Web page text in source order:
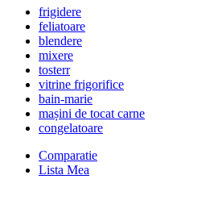
frigidere
feliatoare
blendere
mixere
tosterr
vitrine frigorifice
bain-marie
mașini de tocat carne
congelatoare
Comparatie
Lista Mea